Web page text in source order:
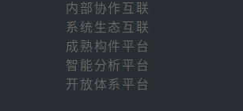
内部协作互联
系统生态互联
成熟构件平台
智能分析平台
开放体系平台